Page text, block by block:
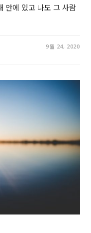
안에 있고 나도 그 사람
9월 24, 2020